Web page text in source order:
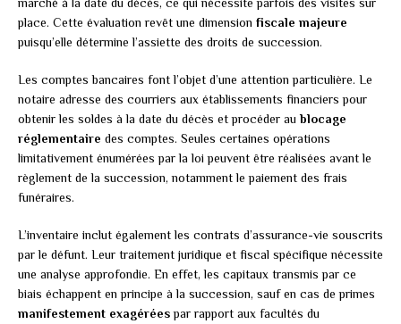
marché à la date du décès, ce qui nécessite parfois des visites sur
place. Cette évaluation revêt une dimension fiscale majeure
puisqu’elle détermine l’assiette des droits de succession.
Les comptes bancaires font l’objet d’une attention particulière. Le
notaire adresse des courriers aux établissements financiers pour
obtenir les soldes à la date du décès et procéder aublocage
réglementaire des comptes. Seules certaines opérations
limitativement énumérées par la loi peuvent être réalisées avant le
règlement de la succession, notamment le paiement des frais
funéraires.
L’inventaire inclut également les contrats d’assurance-vie souscrits
par le défunt. Leur traitement juridique et fiscal spécifique nécessite
une analyse approfondie. En effet, les capitaux transmis par ce
biais échappent en principe à la succession, sauf en cas de primes
manifestement exagéréespar rapport aux facultés du